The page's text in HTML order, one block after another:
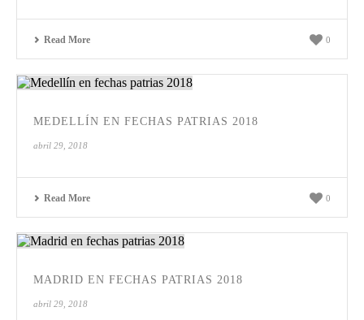
Read More 0
MEDELLÍN EN FECHAS PATRIAS 2018
abril 29, 2018
Read More 0
MADRID EN FECHAS PATRIAS 2018
abril 29, 2018